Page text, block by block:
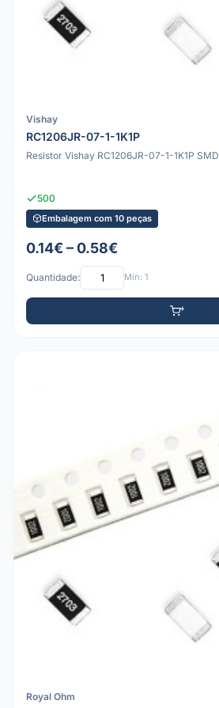
Vishay
RC1206JR-07-1-1K1P
Resistor Vishay RC1206JR-07-1-1K1P SMD
500
Embalagem com 10 peças
0.14€ – 0.58€
Quantidade: Mín: 1
Royal Ohm